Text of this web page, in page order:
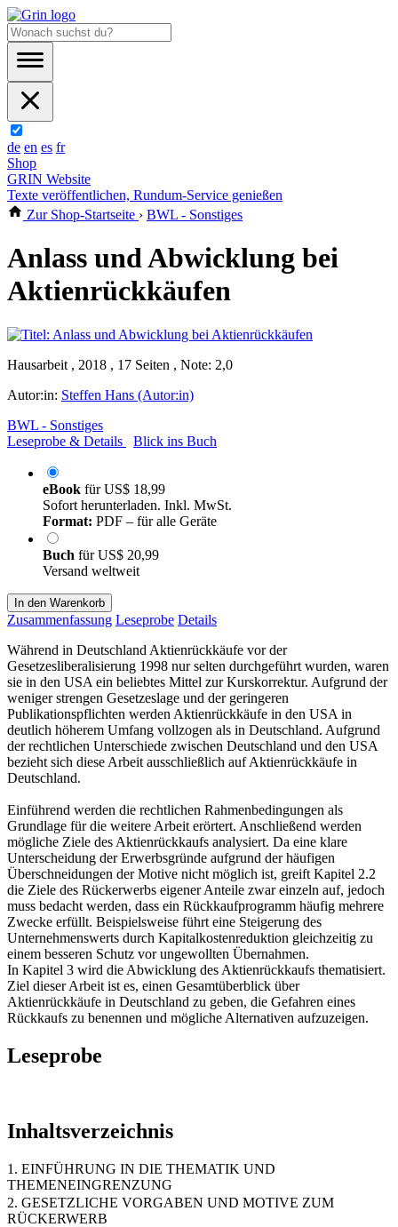
de en es fr
Shop
GRIN Website
Texte veröffentlichen, Rundum-Service genießen
Zur Shop-Startseite › BWL - Sonstiges
Anlass und Abwicklung bei
Aktienrückkäufen
Hausarbeit , 2018 , 17 Seiten , Note: 2,0
Autor:in: Steffen Hans (Autor:in)
BWL - Sonstiges
Leseprobe & Details
Blick ins Buch
eBook fürUS$ 18,99
Sofort herunterladen. Inkl. MwSt.
Format: PDF – für alle Geräte
Buch fürUS$ 20,99
Versand weltweit
In den Warenkorb
Zusammenfassung Leseprobe Details
Während in Deutschland Aktienrückkäufe vor der
Gesetzesliberalisierung 1998 nur selten durchgeführt wurden, waren
sie in den USA ein beliebtes Mittel zur Kurskorrektur. Aufgrund der
weniger strengen Gesetzeslage und der geringeren
Publikationspflichten werden Aktienrückkäufe in den USA in
deutlich höherem Umfang vollzogen als in Deutschland. Aufgrund
der rechtlichen Unterschiede zwischen Deutschland und den USA
bezieht sich diese Arbeit ausschließlich auf Aktienrückkäufe in
Deutschland.
Einführend werden die rechtlichen Rahmenbedingungen als
Grundlage für die weitere Arbeit erörtert. Anschließend werden
mögliche Ziele des Aktienrückkaufs analysiert. Da eine klare
Unterscheidung der Erwerbsgründe aufgrund der häufigen
Überschneidungen der Motive nicht möglich ist, greift Kapitel 2.2
die Ziele des Rückerwerbs eigener Anteile zwar einzeln auf, jedoch
muss bedacht werden, dass ein Rückkaufprogramm häufig mehrere
Zwecke erfüllt. Beispielsweise führt eine Steigerung des
Unternehmenswerts durch Kapitalkostenreduktion gleichzeitig zu
einem besseren Schutz vor ungewollten Übernahmen.
In Kapitel 3 wird die Abwicklung des Aktienrückkaufs thematisiert.
Ziel dieser Arbeit ist es, einen Gesamtüberblick über
Aktienrückkäufe in Deutschland zu geben, die Gefahren eines
Rückkaufs zu benennen und mögliche Alternativen aufzuzeigen.
Leseprobe
Inhaltsverzeichnis
1. EINFÜHRUNG IN DIE THEMATIK UND
THEMENEINGRENZUNG
2. GESETZLICHE VORGABEN UND MOTIVE ZUM
RÜCKERWERB